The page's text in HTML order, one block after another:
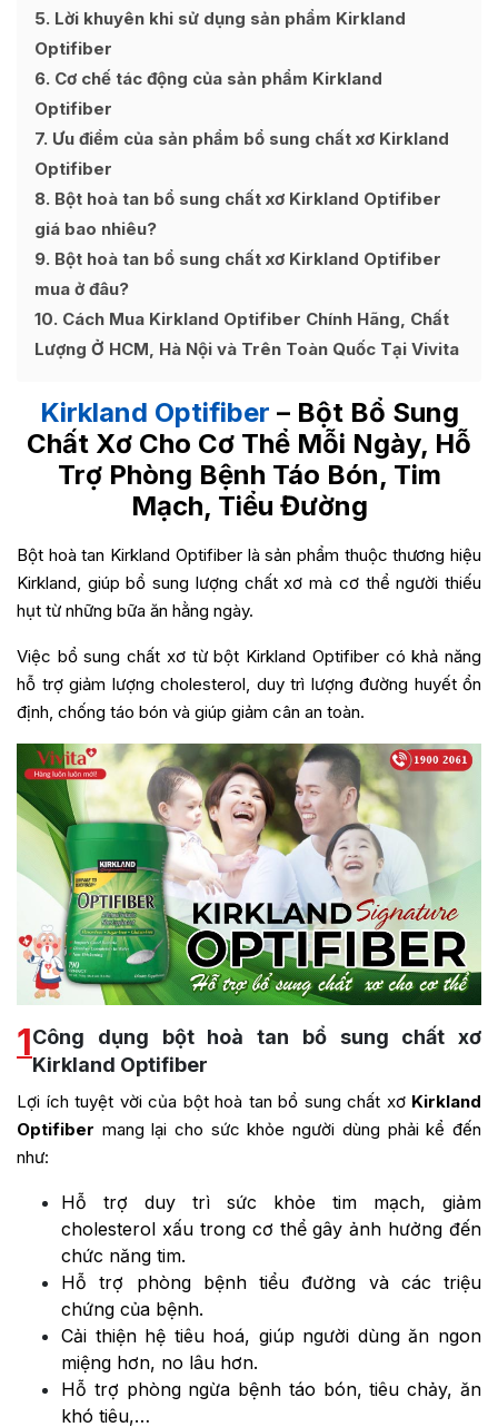
5 Lời khuyên khi sử dụng sản phẩm Kirkland
Optifiber
6 Cơ chế tác động của sản phẩm Kirkland
Optifiber
7 Ưu điểm của sản phẩm bổ sung chất xơ Kirkland
Optifiber
8 Bột hoà tan bổ sung chất xơ Kirkland Optifiber
giá bao nhiêu?
9 Bột hoà tan bổ sung chất xơ Kirkland Optifiber
mua ở đâu?
10 Cách Mua Kirkland Optifiber Chính Hãng, Chất
Lượng Ở HCM, Hà Nội và Trên Toàn Quốc Tại Vivita
Kirkland Optifiber – Bột Bổ Sung
Chất Xơ Cho Cơ Thể Mỗi Ngày, Hỗ
Trợ Phòng Bệnh Táo Bón, Tim
Mạch, Tiểu Đường
Bột hoà tan Kirkland Optifiber là sản phẩm thuộc thương hiệu
Kirkland, giúp bổ sung lượng chất xơ mà cơ thể người thiếu
hụt từ những bữa ăn hằng ngày.
Việc bổ sung chất xơ từ bột Kirkland Optifiber có khả năng
hỗ trợ giảm lượng cholesterol, duy trì lượng đường huyết ổn
định, chống táo bón và giúp giảm cân an toàn.
1Công dụng bột hoà tan bổ sung chất xơ
Kirkland Optifiber
Lợi ích tuyệt vời của bột hoà tan bổ sung chất xơ Kirkland
Optifiber mang lại cho sức khỏe người dùng phải kể đến
như:
Hỗ trợ duy trì sức khỏe tim mạch, giảm
cholesterol xấu trong cơ thể gây ảnh hưởng đến
chức năng tim.
Hỗ trợ phòng bệnh tiểu đường và các triệu
chứng của bệnh.
Cải thiện hệ tiêu hoá, giúp người dùng ăn ngon
miệng hơn, no lâu hơn.
Hỗ trợ phòng ngừa bệnh táo bón, tiêu chảy, ăn
khó tiêu,…